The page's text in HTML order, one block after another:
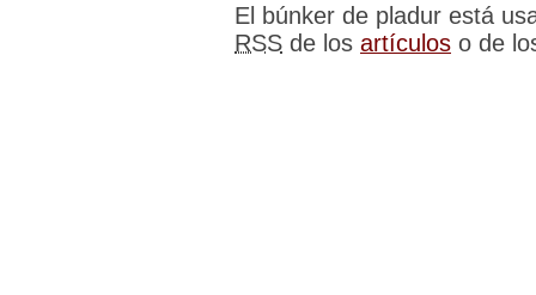
El búnker de pladur está
RSS de los artículos o de